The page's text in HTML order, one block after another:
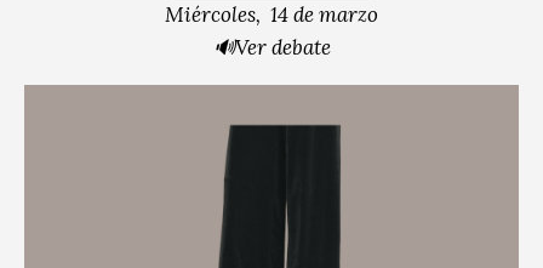
Miércoles, 14 de marzo
🔊Ver debate